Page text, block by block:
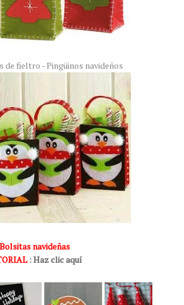
de fieltro - Pingüinos navideños
Bolsitas navideñas
: Haz clic aquí